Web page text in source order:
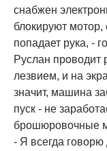
снабжен
блокируют мотор,
попадает рука, -
Руслан проводит
лезвием, и на
значит, машина
пуск - не
брошюровочные
- Я всегда